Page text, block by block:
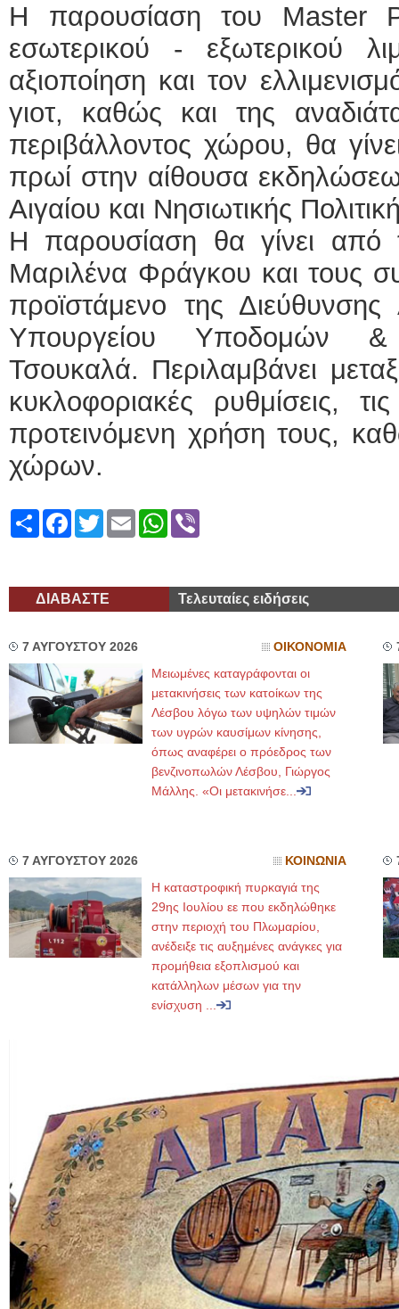
Η παρουσίαση του Master
εσωτερικού - εξωτερικού
αξιοποίηση και τον
γιοτ, καθώς και της
περιβάλλοντος χώρου, θα
πρωί στην αίθουσα
Αιγαίου και Νησιωτικής
Η παρουσίαση θα γίνει από
Μαριλένα Φράγκου και τους
προϊστάμενο της
Υπουργείου Υποδομών
Τσουκαλά. Περιλαμβάνει
κυκλοφοριακές ρυθμίσεις,
προτεινόμενη χρήση τους,
χώρων.
ShareFacebook
TwitterEmailWhatsApp
ΔΙΑΒΑΣΤΕ Τελευταίες ειδήσεις
7 ΑΥΓΟΥΣΤΟΥ 2026 ΟΙΚΟΝΟΜΙΑ
Μειωμένες καταγράφονται οι
μετακινήσεις των κατοίκων της
Λέσβου λόγω των υψηλών τιμών
των υγρών καυσίμων κίνησης,
όπως αναφέρει ο πρόεδρος των
βενζινοπωλών Λέσβου, Γιώργος
Μάλλης. «Οι μετακινήσε...
7 ΑΥΓΟΥΣΤΟΥ 2026 ΚΟΙΝΩΝΙΑ
Η καταστροφική πυρκαγιά της
29ης Ιουλίου εε που εκδηλώθηκε
στην περιοχή του Πλωμαρίου,
ανέδειξε τις αυξημένες ανάγκες για
προμήθεια εξοπλισμού και
κατάλληλων μέσων για την
ενίσχυση ...